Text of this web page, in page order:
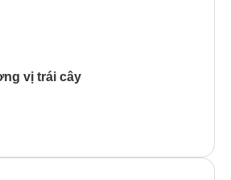
vị trái cây